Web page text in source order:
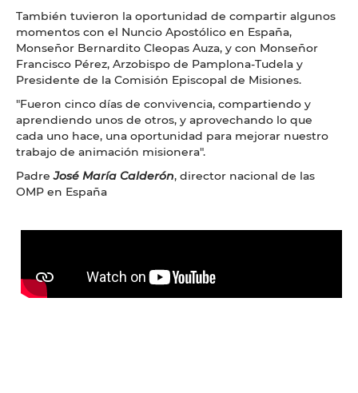
También tuvieron la oportunidad de compartir algunos
momentos con el Nuncio Apostólico en España,
Monseñor Bernardito Cleopas Auza, y con Monseñor
Francisco Pérez, Arzobispo de Pamplona-Tudela y
Presidente de la Comisión Episcopal de Misiones.
"Fueron cinco días de convivencia, compartiendo y
aprendiendo unos de otros, y aprovechando lo que
cada uno hace, una oportunidad para mejorar nuestro
trabajo de animación misionera".
PadreJosé María Calderón, director nacional de las
OMP en España